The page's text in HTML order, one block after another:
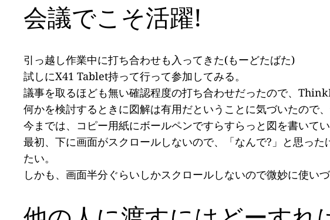
会議でこそ活躍!
引っ越し作業中に打ち合わせも入ってきた(もーどたばた)
試しにX41 Tablet持って行って参加してみる。
議事を取るほども無い確認程度の打ち合わせだったので、
何かを検討するときに図解は有用だということに気づいたので
今までは、コピー用紙にボールペンですらすらっと図を書いて
最初、下に画面がスクロールしないので、「なんで?」と思っ
たい。
しかも、画面半分ぐらいしかスクロールしないので微妙に使い